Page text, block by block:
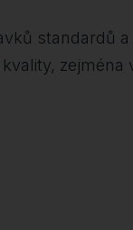
standardů